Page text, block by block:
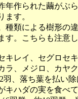
年作られた繭がぶ
ます。
類による樹形の
す。こちらも注意
キレイ、セグロセ
、メジロ、カヤク
落ち葉を払い除
ハダの実を食べ